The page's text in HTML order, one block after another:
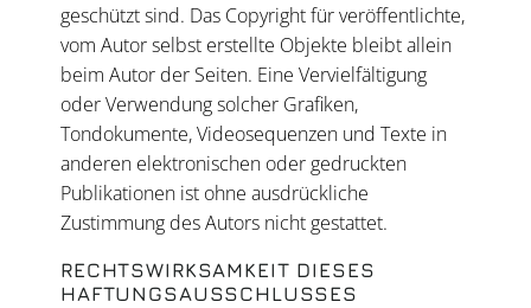
geschützt sind. Das Copyright für veröffentlichte,
vom Autor selbst erstellte Objekte bleibt allein
beim Autor der Seiten. Eine Vervielfältigung
oder Verwendung solcher Grafiken,
Tondokumente, Videosequenzen und Texte in
anderen elektronischen oder gedruckten
Publikationen ist ohne ausdrückliche
Zustimmung des Autors nicht gestattet.
RECHTSWIRKSAMKEIT DIESES
HAFTUNGSAUSSCHLUSSES